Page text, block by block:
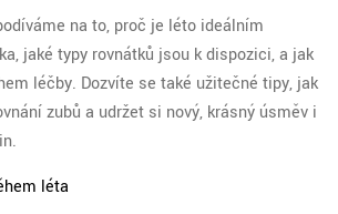
na to, proč je léto ideálním
jaké typy rovnátků jsou k dispozici, a jak
léčby. Dozvíte se také užitečné tipy, jak
zubů a udržet si nový, krásný úsměv i
léta